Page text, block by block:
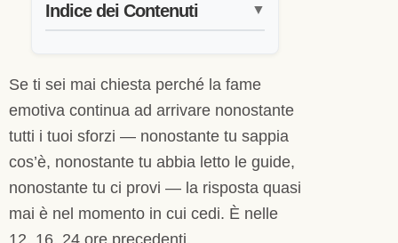
Indice dei Contenuti ▼
Se ti sei mai chiesta perché la fame
emotiva continua ad arrivare nonostante
tutti i tuoi sforzi — nonostante tu sappia
cos’è, nonostante tu abbia letto le guide,
nonostante tu ci provi — la risposta quasi
mai è nel momento in cui cedi. È nelle